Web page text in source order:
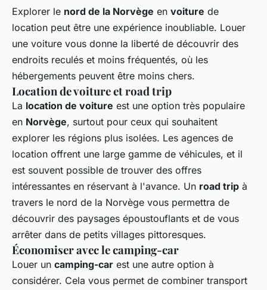
Explorer le nord de la Norvège en voiture de
location peut être une expérience inoubliable. Louer
une voiture vous donne la liberté de découvrir des
endroits reculés et moins fréquentés, où les
hébergements peuvent être moins chers.
Location de voiture et road trip
La location de voiture est une option très populaire
en Norvège, surtout pour ceux qui souhaitent
explorer les régions plus isolées. Les agences de
location offrent une large gamme de véhicules, et il
est souvent possible de trouver des offres
intéressantes en réservant à l'avance. Un road trip à
travers le nord de la Norvège vous permettra de
découvrir des paysages époustouflants et de vous
arrêter dans de petits villages pittoresques.
Économiser avec le camping-car
Louer un camping-car est une autre option à
considérer. Cela vous permet de combiner transport